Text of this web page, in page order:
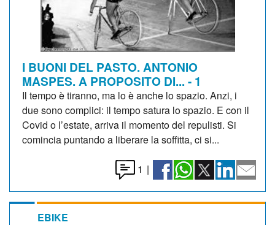
I BUONI DEL PASTO. ANTONIO
MASPES. A PROPOSITO DI... - 1
Il tempo è tiranno, ma lo è anche lo spazio. Anzi, i
due sono complici: il tempo satura lo spazio. E con il
Covid o l’estate, arriva il momento del repulisti. Si
comincia puntando a liberare la soffitta, ci si...
1 |
EBIKE